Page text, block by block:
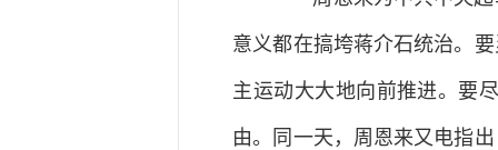
意义都在搞垮蒋介石统治。
主运动大大地向前推进。要
由。同一天，周恩来又电指